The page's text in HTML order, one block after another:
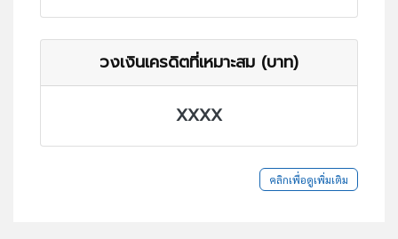
วงเงินเครดิตที่เหมาะสม (บาท)
XXXX
คลิกเพื่อดูเพิ่มเติม